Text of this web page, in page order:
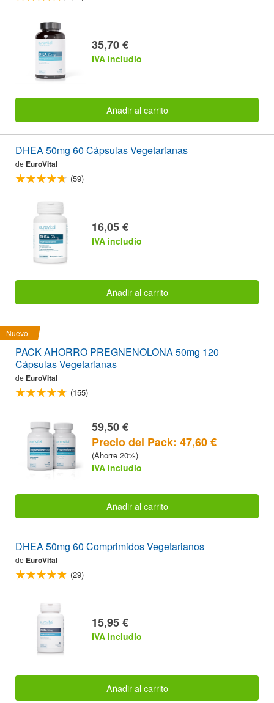
35,70 €
IVA includio
Añadir al carrito
DHEA 50mg 60 Cápsulas Vegetarianas
de EuroVital
(59)
16,05 €
IVA includio
Añadir al carrito
Nuevo
PACK AHORRO PREGNENOLONA 50mg 120
Cápsulas Vegetarianas
de EuroVital
(155)
59,50 €
Precio del Pack: 47,60 €
(Ahorre 20%)
IVA includio
Añadir al carrito
DHEA 50mg 60 Comprimidos Vegetarianos
de EuroVital
(29)
15,95 €
IVA includio
Añadir al carrito